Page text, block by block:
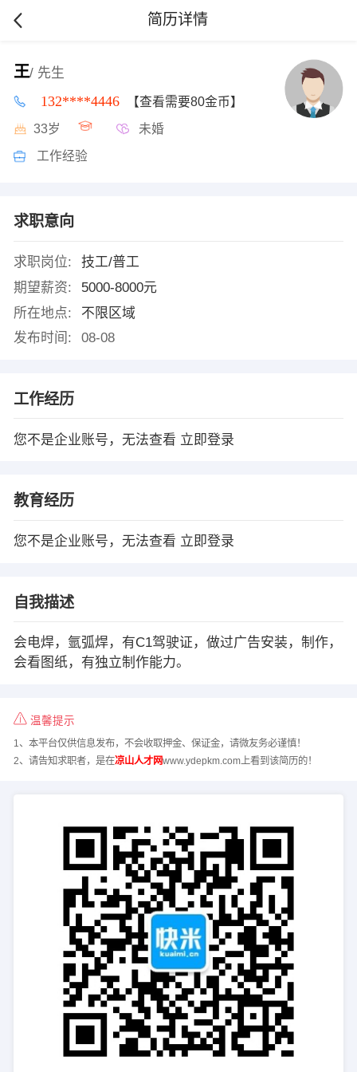
简历详情
王/ 先生
132****4446 【查看需要80金币】
33岁 未婚
工作经验
求职意向
求职岗位:
技工/普工
期望薪资:
5000-8000元
所在地点:
不限区域
发布时间:
08-08
工作经历
您不是企业账号，无法查看 立即登录
教育经历
您不是企业账号，无法查看 立即登录
自我描述
会电焊，氩弧焊，有C1驾驶证，做过广告安装，制作，
会看图纸，有独立制作能力。
温馨提示
1、本平台仅供信息发布，不会收取押金、保证金，请微友务必谨慎！
2、请告知求职者，是在凉山人才网www.ydepkm.com上看到该简历的！